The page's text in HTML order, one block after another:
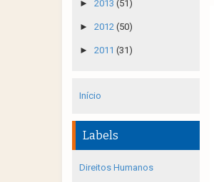
► 2013 (51)
► 2012 (50)
► 2011 (31)
Início
Labels
Direitos Humanos